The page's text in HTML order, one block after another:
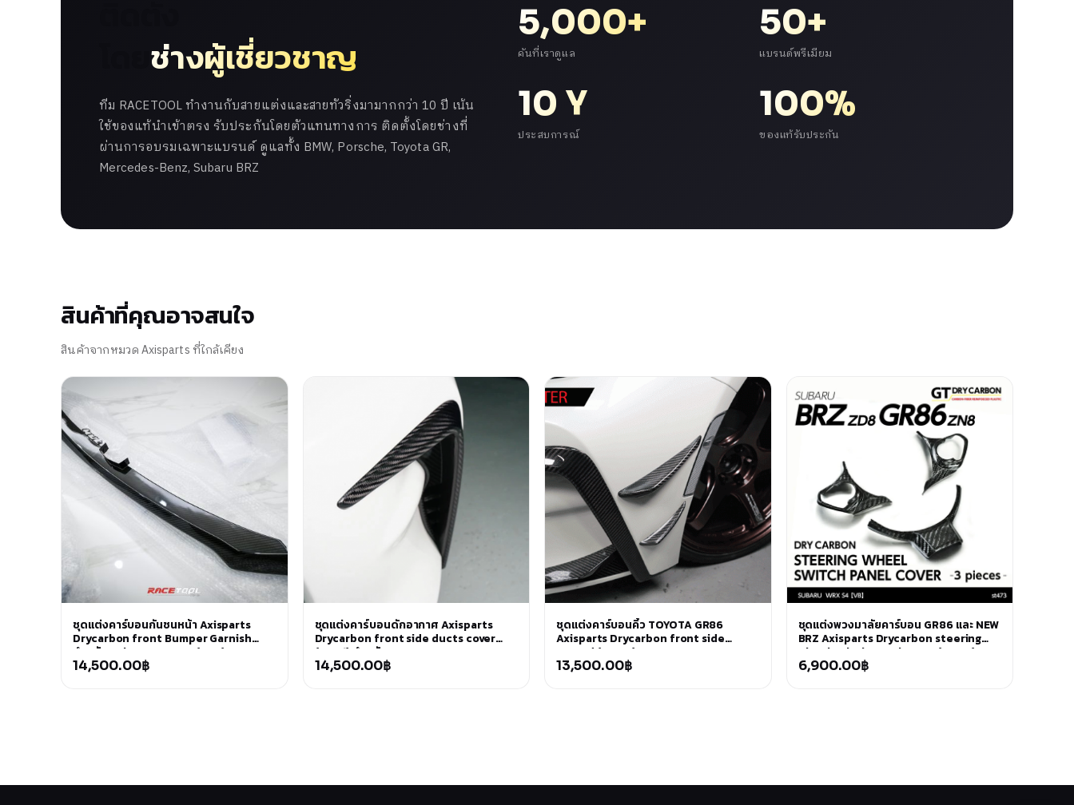
ช่างผู้เชี่ยวชาญ
ทีม RACETOOL ทำงานกับสายแต่งและสายทัวริ่งมามากกว่า 10 ปี เน้น
ใช้ของแท้นำเข้าตรง รับประกันโดยตัวแทนทางการ ติดตั้งโดยช่างที่
ผ่านการอบรมเฉพาะแบรนด์ ดูแลทั้ง BMW, Porsche, Toyota GR,
Mercedes-Benz, Subaru BRZ
5,000+
คันที่เราดูแล
50+
แบรนด์พรีเมียม
10 Y
ประสบการณ์
100%
ของแท้รับประกัน
สินค้าที่คุณอาจสนใจ
สินค้าจากหมวด Axisparts ที่ใกล้เคียง
ชุดแต่งคาร์บอนกันชนหน้า Axisparts
Drycarbon front Bumper Garnish
สำหรับ Subaru New Brz (ZD8) st730
14,500.00฿
ชุดแต่งคาร์บอนดักอากาศ Axisparts
Drycarbon front side ducts cover
(st751) สำหรับ TOYOTA GR86
14,500.00฿
ชุดแต่งคาร์บอนคิ้ว TOYOTA GR86
Axisparts Drycarbon front side
canard (st828)
13,500.00฿
ชุดแต่งพวงมาลัยคาร์บอน GR86 และ NEW
BRZ Axisparts Drycarbon steering
wheel switch panel cover (st473)
6,900.00฿